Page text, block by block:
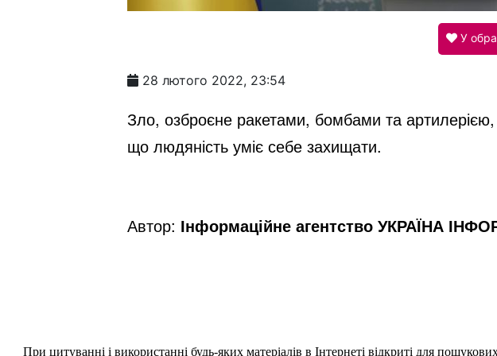
У
28 лютого 2022, 23:54
Зло, озброєне ракетами, бомбами та
що людяність уміє себе захищати.
Автор: Інформаційне агентство УКРАЇНА
При цитуванні і використанні будь-яких матеріалів в Інтернеті відкриті для